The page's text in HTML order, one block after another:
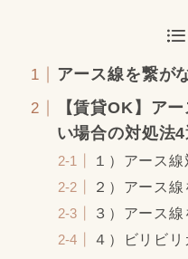
アース線を繋が
【賃貸OK】ア
い場合の対処法4
１）アース
２）アース
３）アース
４）ビリビ